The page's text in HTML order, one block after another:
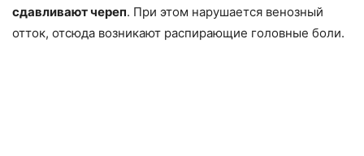
сдавливают череп. При этом нарушается венозный
отток, отсюда возникают распирающие головные боли.